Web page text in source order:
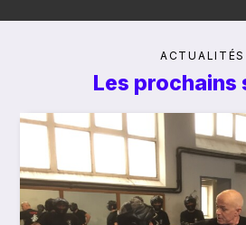
ACTUALITÉS
Les prochains